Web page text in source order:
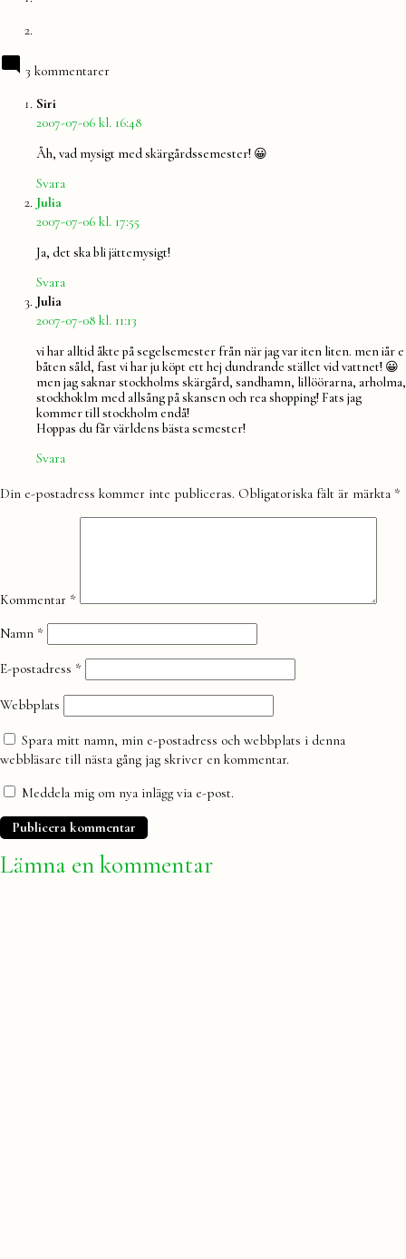
3 kommentarer
Siri
2007-07-06 kl. 16:48
Åh, vad mysigt med skärgårdssemester! 😀
Svara
Julia
2007-07-06 kl. 17:55
Ja, det ska bli jättemysigt!
Svara
Julia
2007-07-08 kl. 11:13
vi har alltid åkte på segelsemester från när jag var iten liten. men iår e
båten såld, fast vi har ju köpt ett hej dundrande stället vid vattnet! 😀
men jag saknar stockholms skärgård, sandhamn, lillöörarna, arholma,
stockhoklm med allsång på skansen och rea shopping! Fats jag
kommer till stockholm endå!
Hoppas du får världens bästa semester!
Svara
Lämna
Din e-postadress kommer inte publiceras. Obligatoriska fält är märkta *
Kommentar *
Namn *
E-postadress *
Webbplats
Spara mitt namn, min e-postadress och webbplats i denna
webbläsare till nästa gång jag skriver en kommentar.
Meddela mig om nya inlägg via e-post.
Lämna en kommentar